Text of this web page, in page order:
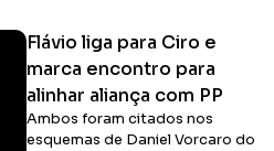
Flávio liga para Ciro e
marca encontro para
alinhar aliança com PP
Ambos foram citados nos
esquemas de Daniel Vorcaro do